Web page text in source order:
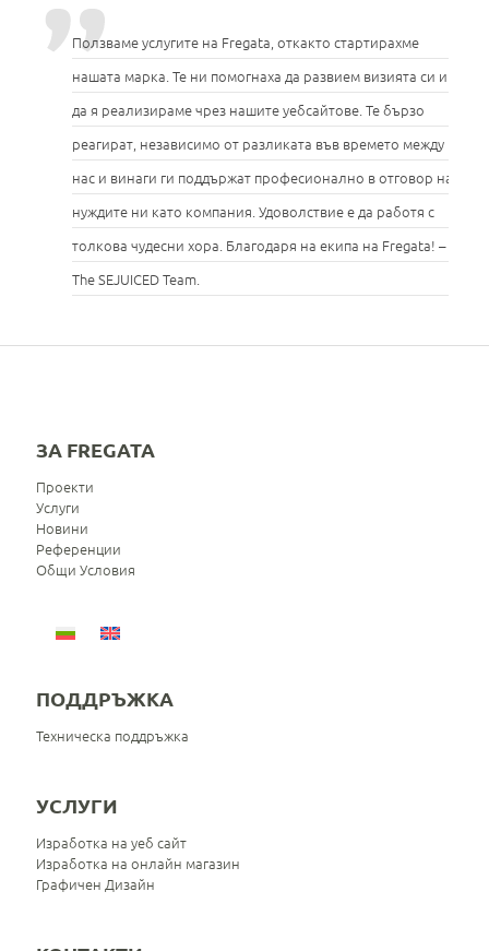
Ползваме услугите на Fregata, откакто стартирахме
нашата марка. Те ни помогнаха да развием визията си и
да я реализираме чрез нашите уебсайтове. Те бързо
реагират, независимо от разликата във времето между
нас и винаги ги поддържат професионално в отговор на
нуждите ни като компания. Удоволствие е да работя с
толкова чудесни хора. Благодаря на екипа на Fregata! –
The SEJUICED Team.
ЗА FREGATA
Проекти
Услуги
Новини
Референции
Общи Условия
ПОДДРЪЖКА
Техническа поддръжка
УСЛУГИ
Изработка на уеб сайт
Изработка на онлайн магазин
Графичен Дизайн